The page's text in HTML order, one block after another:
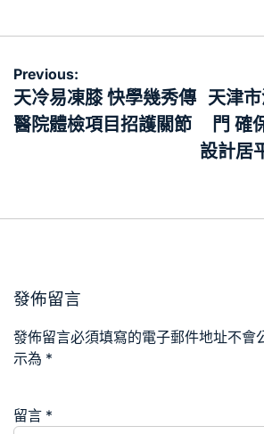
文
章
導
Previous:
天冷易凍膝 快學幾秀傳
醫院體檢項目招護關節
天津
門 確
設計居
發佈留言
發佈留言必須填寫的電子郵件地址不會
示為 *
留言 *